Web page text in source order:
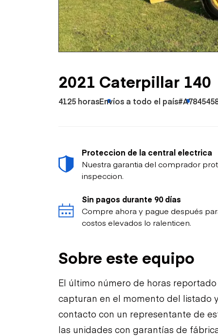
Petróleo y gas
2021 Caterpillar 140
4125 horasEnvíos a todo el país
Proteccion de la central electrica
Nuestra garantia del comprador
inspeccion.
Sin pagos durante 90 días
Compre ahora y pague después
costos elevados lo ralenticen.
Sobre este equipo
El último número de horas
capturan en el momento del listado
contacto con un representante de
las unidades con garantías de